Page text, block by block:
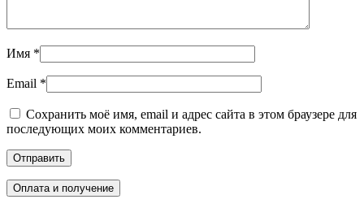
Имя *
Email *
Сохранить моё имя, email и адрес сайта в этом браузере для
последующих моих комментариев.
Оплата и получение